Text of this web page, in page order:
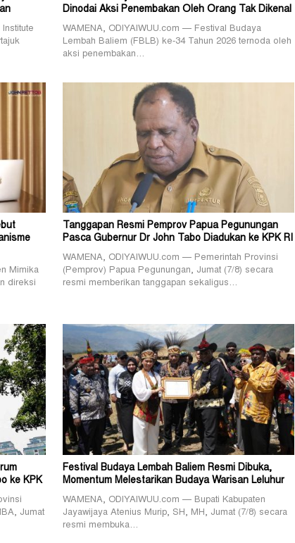
Dinodai Aksi Penembakan Oleh Orang Tak Dikenal
WAMENA, ODIYAIWUU.com — Festival Budaya
Lembah Baliem (FBLB) ke-34 Tahun 2026 ternoda oleh
aksi penembakan…
Mimika
direksi
Tanggapan Resmi Pemprov Papua Pegunungan
Pasca Gubernur Dr John Tabo Diadukan ke KPK RI
WAMENA, ODIYAIWUU.com — Pemerintah Provinsi
(Pemprov) Papua Pegunungan, Jumat (7/8) secara
resmi memberikan tanggapan sekaligus…
ke KPK
Jumat
Festival Budaya Lembah Baliem Resmi Dibuka,
Momentum Melestarikan Budaya Warisan Leluhur
WAMENA, ODIYAIWUU.com — Bupati Kabupaten
Jayawijaya Atenius Murip, SH, MH, Jumat (7/8) secara
resmi membuka…